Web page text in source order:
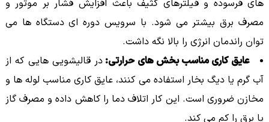
های فرسوده و فیلترهای کثیف باعث افزایش فشار بر موتور و
مصرف برق بیشتر می شود. با سرویس دوره ای دستگاه ها می
توان راندمان انرژی را بالا نگه داشت.
عایق کاری مناسب بخش های حرارتی: در قالیشویی هایی که از
آب گرم یا دیگ بخار استفاده می کنند، عایق کاری مناسب لوله ها و
مخازن ضروری است. این کار اتلاف دما را کاهش داده و مصرف گاز
یا برق را کم می کند.